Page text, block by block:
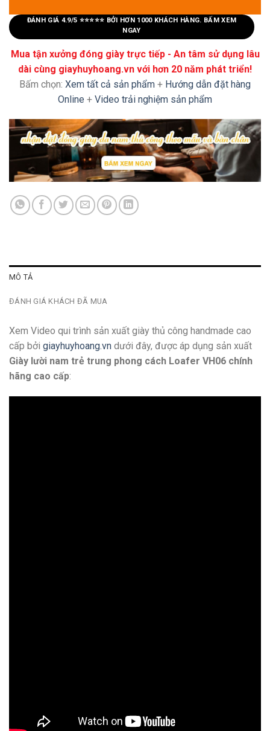
ĐÁNH GIÁ 4.9/5 ⭐⭐⭐⭐⭐ BỞI HƠN 1000 KHÁCH HÀNG. BẤM XEM
NGAY
Mua tận xưởng đóng giày trực tiếp - An tâm sử dụng lâu
dài cùng giayhuyhoang.vn với hơn 20 năm phát triển!
Bấm chọn: Xem tất cả sản phẩm + Hướng dẫn đặt hàng
Online + Video trải nghiệm sản phẩm
MÔ TẢ
ĐÁNH GIÁ KHÁCH ĐÃ MUA
Xem Video qui trình sản xuất giày thủ công handmade cao
cấp bởi giayhuyhoang.vn dưới đây, được áp dụng sản xuất
Giày lười nam trẻ trung phong cách Loafer VH06 chính
hãng cao cấp: